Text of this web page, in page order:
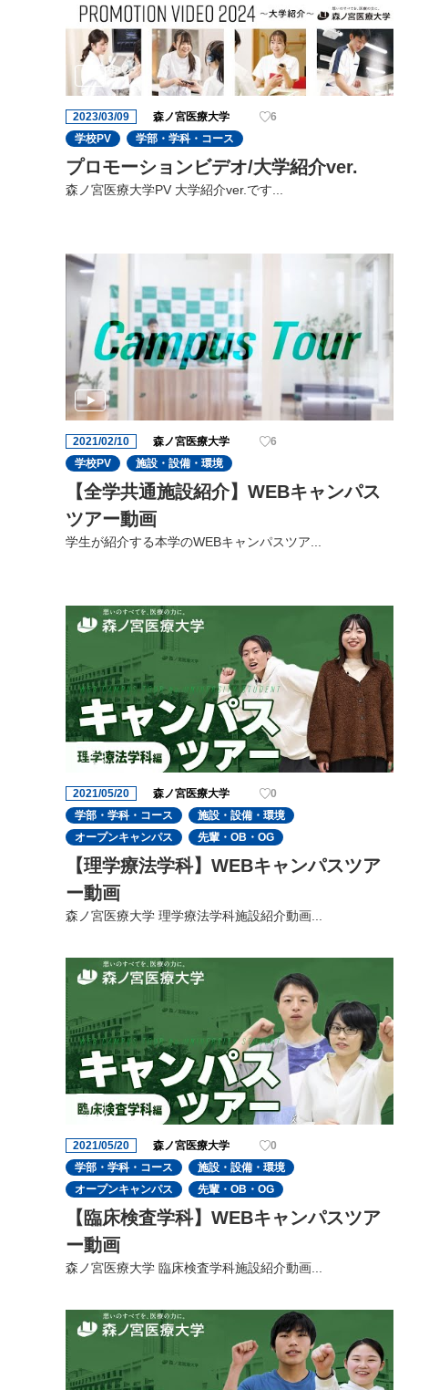
2023/03/09 森ノ宮医療大学
6
学校PV
学部・学科・コース
プロモーションビデオ/大学紹介ver.
森ノ宮医療大学PV 大学紹介ver.です...
2021/02/10 森ノ宮医療大学
6
学校PV
施設・設備・環境
【全学共通施設紹介】WEBキャンパス
ツアー動画
学生が紹介する本学のWEBキャンパスツア...
2021/05/20 森ノ宮医療大学
0
学部・学科・コース
施設・設備・環境
オープンキャンパス
先輩・OB・OG
【理学療法学科】WEBキャンパスツア
ー動画
森ノ宮医療大学 理学療法学科施設紹介動画...
2021/05/20 森ノ宮医療大学
0
学部・学科・コース
施設・設備・環境
オープンキャンパス
先輩・OB・OG
【臨床検査学科】WEBキャンパスツア
ー動画
森ノ宮医療大学 臨床検査学科施設紹介動画...